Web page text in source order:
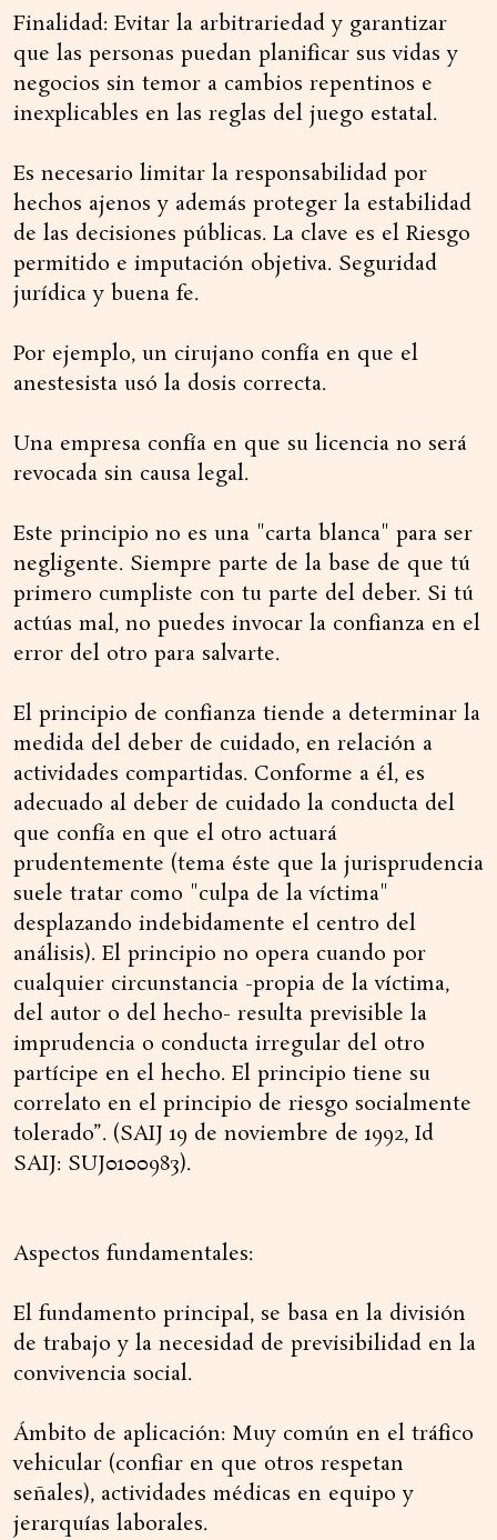
Finalidad: Evitar la arbitrariedad y garantizar
que las personas puedan planificar sus vidas y
negocios sin temor a cambios repentinos e
inexplicables en las reglas del juego estatal.
Es necesario limitar la responsabilidad por
hechos ajenos y además proteger la estabilidad
de las decisiones públicas. La clave es el Riesgo
permitido e imputación objetiva. Seguridad
jurídica y buena fe.
Por ejemplo, un cirujano confía en que el
anestesista usó la dosis correcta.
Una empresa confía en que su licencia no será
revocada sin causa legal.
Este principio no es una "carta blanca" para ser
negligente. Siempre parte de la base de que tú
primero cumpliste con tu parte del deber. Si tú
actúas mal, no puedes invocar la confianza en el
error del otro para salvarte.
El principio de confianza tiende a determinar la
medida del deber de cuidado, en relación a
actividades compartidas. Conforme a él, es
adecuado al deber de cuidado la conducta del
que confía en que el otro actuará
prudentemente (tema éste que la jurisprudencia
suele tratar como "culpa de la víctima"
desplazando indebidamente el centro del
análisis). El principio no opera cuando por
cualquier circunstancia -propia de la víctima,
del autor o del hecho- resulta previsible la
imprudencia o conducta irregular del otro
partícipe en el hecho. El principio tiene su
correlato en el principio de riesgo socialmente
tolerado”. (SAIJ 19 de noviembre de 1992, Id
SAIJ: SUJ0100983).
Aspectos fundamentales:
El fundamento principal, se basa en la división
de trabajo y la necesidad de previsibilidad en la
convivencia social.
Ámbito de aplicación: Muy común en el tráfico
vehicular (confiar en que otros respetan
señales), actividades médicas en equipo y
jerarquías laborales.